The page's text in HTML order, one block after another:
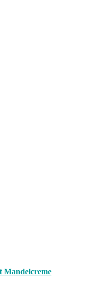
Mandelcreme